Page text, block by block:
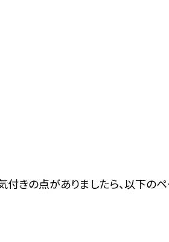
きの点がありましたら、以下の